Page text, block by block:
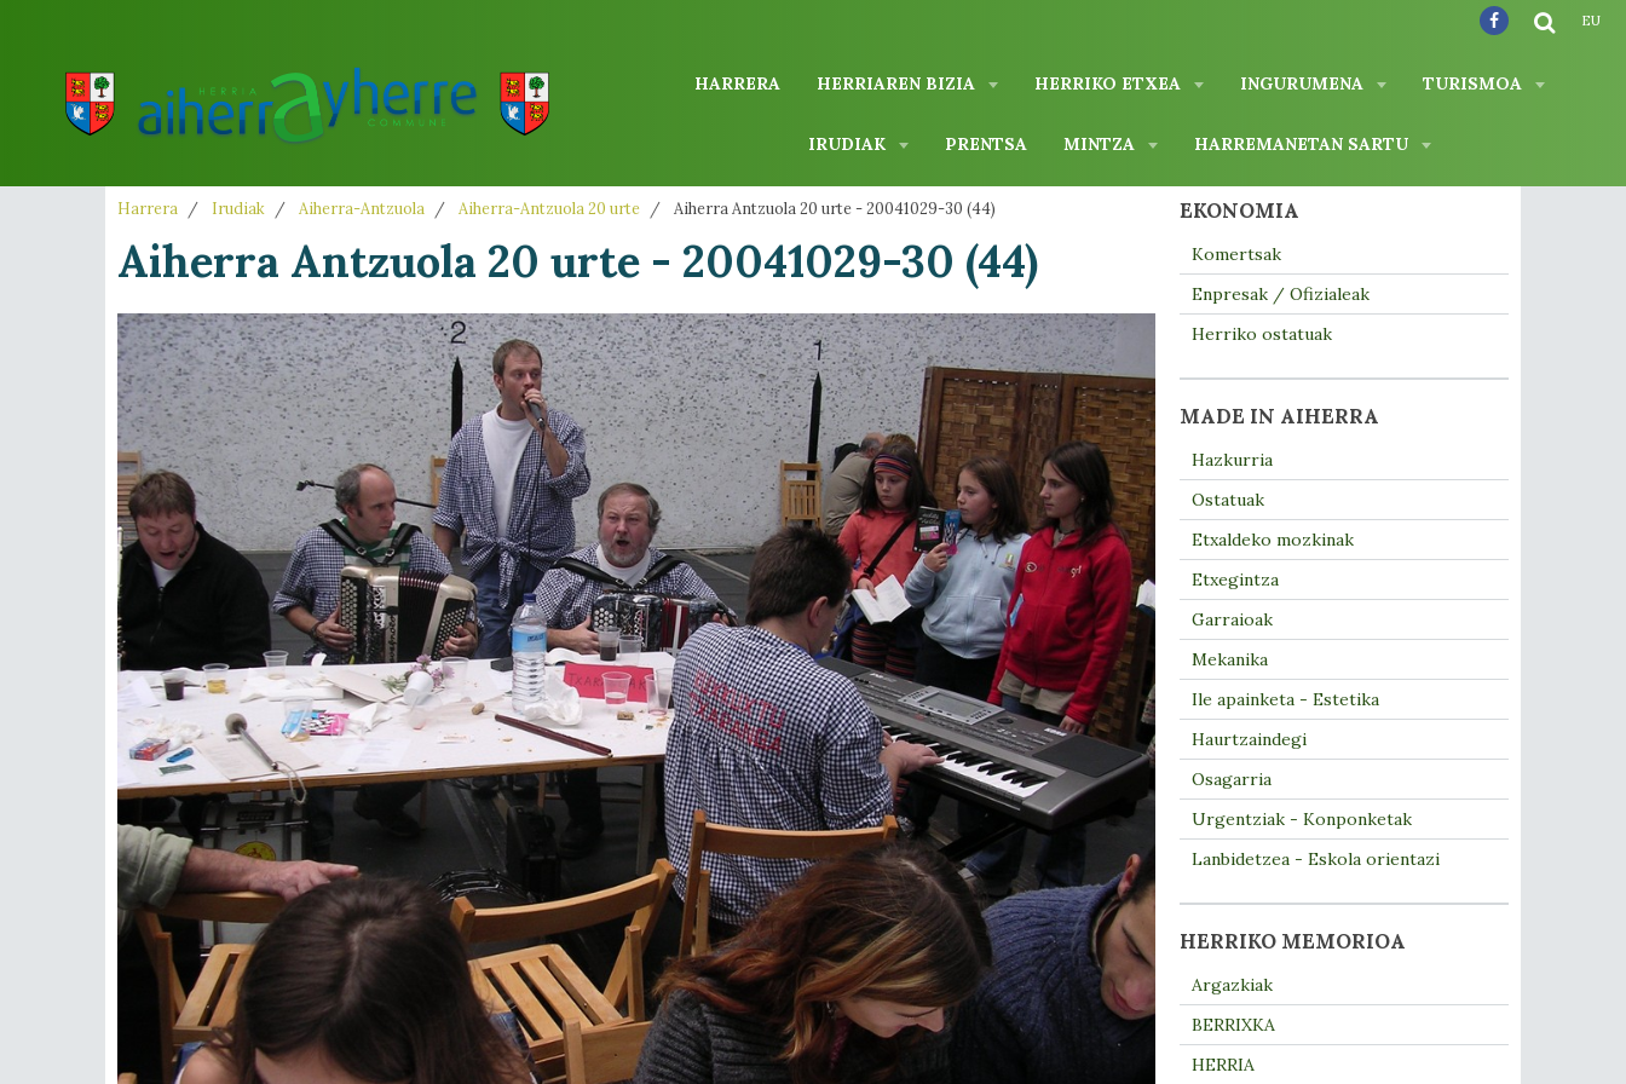
HARRERA HERRIAREN BIZIA HERRIKO ETXEA INGURUMENA TURISMOA
IRUDIAK PRENTSA MINTZA HARREMANETAN SARTU
EU
Harrera Irudiak Aiherra-Antzuola Aiherra-Antzuola 20 urte Aiherra Antzuola 20 urte - 20041029-30 (44)
Aiherra Antzuola 20 urte - 20041029-30 (44)
EKONOMIA
Komertsak
Enpresak / Ofizialeak
Herriko ostatuak
MADE IN AIHERRA
Hazkurria
Ostatuak
Etxaldeko mozkinak
Etxegintza
Garraioak
Mekanika
Ile apainketa - Estetika
Haurtzaindegi
Osagarria
Urgentziak - Konponketak
Lanbidetzea - Eskola orientazi
HERRIKO MEMORIOA
Argazkiak
BERRIXKA
HERRIA